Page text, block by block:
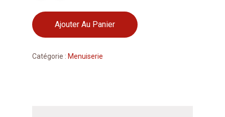
Ajouter Au Panier
Catégorie : Menuiserie